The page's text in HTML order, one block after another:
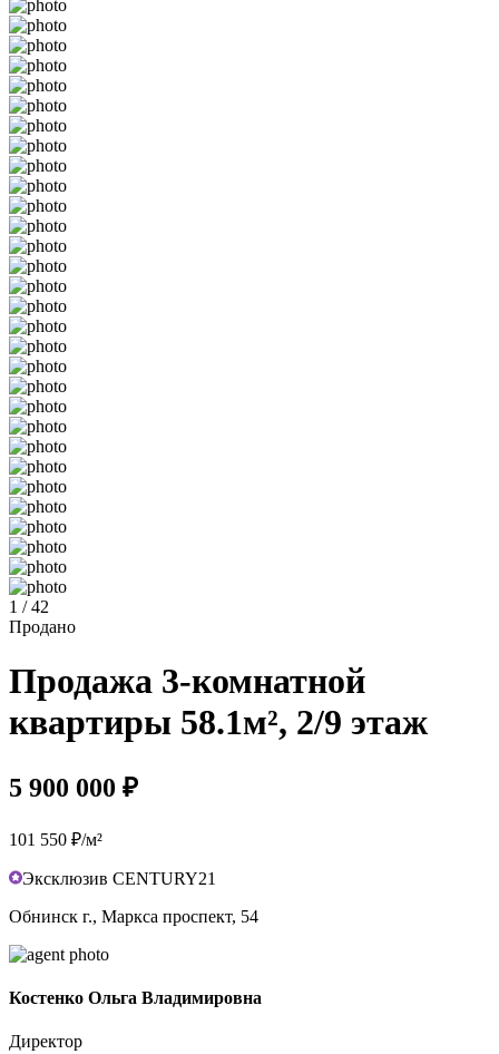
1 / 42
Продано
Продажа 3-комнатной
квартиры 58.1м², 2/9 этаж
5 900 000 ₽
101 550 ₽/м²
Эксклюзив CENTURY21
Обнинск г., Маркса проспект, 54
Костенко Ольга Владимировна
Директор